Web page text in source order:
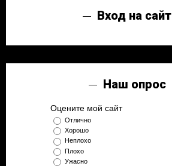
Вход на сайт
Наш опрос
Оцените мой сайт
Отлично
Хорошо
Неплохо
Плохо
Ужасно